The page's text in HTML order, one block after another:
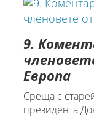
9.
Европа
Среща с
президента